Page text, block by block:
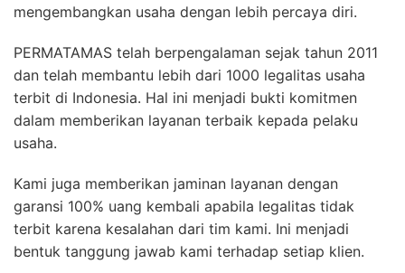
mengembangkan usaha dengan lebih percaya diri.
PERMATAMAS telah berpengalaman sejak tahun 2011
dan telah membantu lebih dari 1000 legalitas usaha
terbit di Indonesia. Hal ini menjadi bukti komitmen
dalam memberikan layanan terbaik kepada pelaku
usaha.
Kami juga memberikan jaminan layanan dengan
garansi 100% uang kembali apabila legalitas tidak
terbit karena kesalahan dari tim kami. Ini menjadi
bentuk tanggung jawab kami terhadap setiap klien.